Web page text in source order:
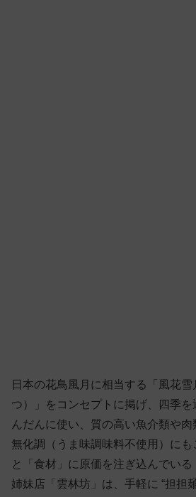
日本の花鳥風月に相当する「風花
つ）」をコンセプトに掲げ、四季
んだんに使い、質の高い魚介類や
無化調（うま味調味料不使用）にも
と「食材」に原価を注ぎ込んでい
姉妹店「雲林坊」は、手軽に “担担